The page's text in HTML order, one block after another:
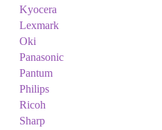
Kyocera
Lexmark
Oki
Panasonic
Pantum
Philips
Ricoh
Sharp